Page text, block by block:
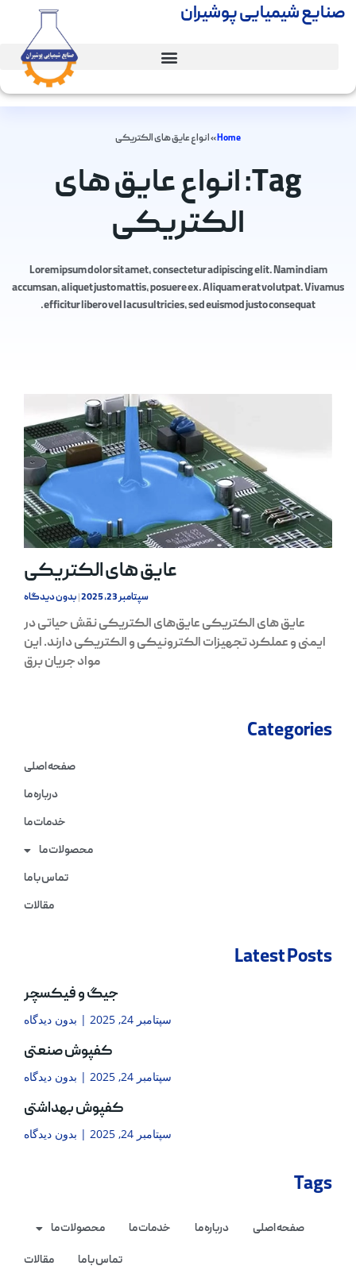
صنایع شیمیایی پوشیران
Home
»انواع عایق های الکتریکی
Tag: انواع عایق های
الکتریکی
Lorem ipsum dolor sit amet, consectetur adipiscing elit. Nam in diam
accumsan, aliquet justo mattis, posuere ex. Aliquam erat volutpat. Vivamus
efficitur libero vel lacus ultricies, sed euismod justo consequat.
عایق های الکتریکی
سپتامبر 23, 2025 بدون دیدگاه
عایق های الکتریکی عایق‌های الکتریکی نقش حیاتی در
ایمنی و عملکرد تجهیزات الکترونیکی و الکتریکی دارند. این
مواد جریان برق
Categories
صفحه اصلی
درباره ما
خدمات ما
محصولات ما
تماس با ما
مقالات
Latest Posts
جیگ و فیکسچر
سپتامبر 24, 2025 بدون دیدگاه
کفپوش صنعتی
سپتامبر 24, 2025 بدون دیدگاه
کفپوش بهداشتی
سپتامبر 24, 2025 بدون دیدگاه
Tags
صفحه اصلی درباره ما خدمات ما
محصولات ما
تماس با ما
مقالات